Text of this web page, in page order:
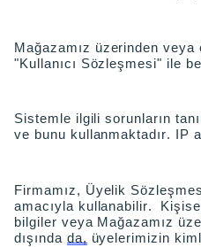
Mağazamız üzerinden
"Kullanıcı Sözleşmesi" ile
Sistemle ilgili sorunların
ve bunu kullanmaktadır. IP
Firmamız, Üyelik
amacıyla kullanabilir.
bilgiler veya Mağazamız
dışında da, üyelerimizin